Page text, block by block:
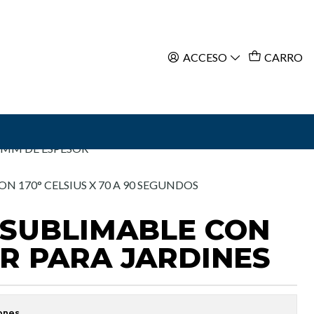
ACCESO
CARRO
DE ESPESOR
170° CELSIUS X 70 A 90 SEGUNDOS
CON
PARA JARDINES